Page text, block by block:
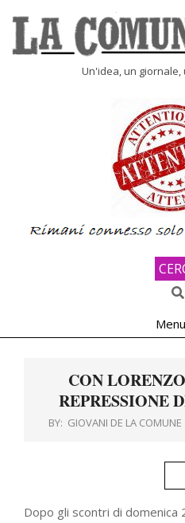
content
Un'idea, un
Navigation
Menu
CON
REPRESSIONE
BY: GIOVANI DE LA COMUNE
Dopo gli scontri di domenica